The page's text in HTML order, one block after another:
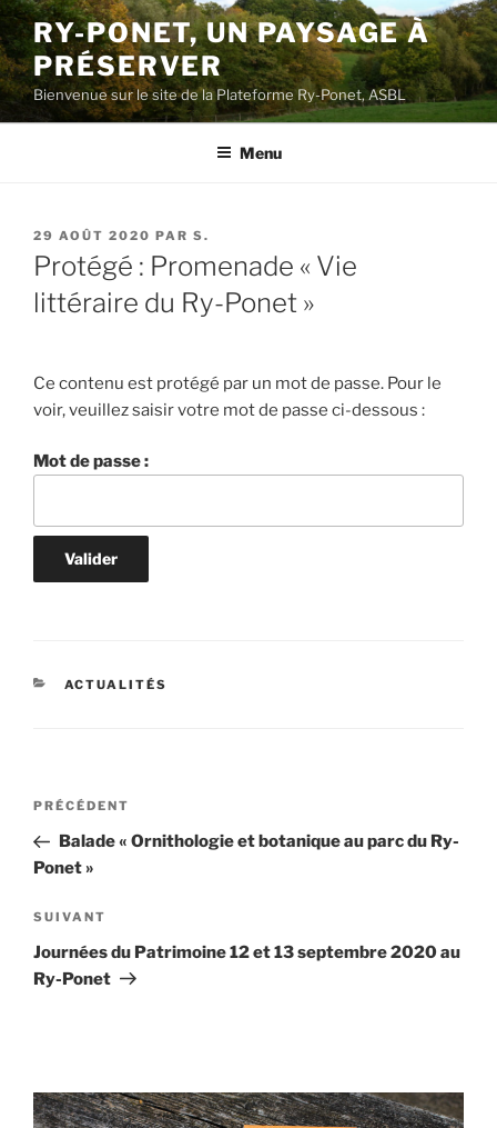
Aller
au
contenu
principal
RY-PONET, UN PAYSAGE À
PRÉSERVER
Bienvenue sur le site de la Plateforme Ry-Ponet, ASBL
Menu
PUBLIÉ
LE
29 AOÛT 2020 PAR S.
Protégé : Promenade « Vie
littéraire du Ry-Ponet »
Ce contenu est protégé par un mot de passe. Pour le
voir, veuillez saisir votre mot de passe ci-dessous :
Mot de passe :
CATÉGORIES
ACTUALITÉS
Navigation
l’article
Article
précédent
PRÉCÉDENT
Balade « Ornithologie et botanique au parc du Ry-
Ponet »
Article
suivant
SUIVANT
Journées du Patrimoine 12 et 13 septembre 2020 au
Ry-Ponet